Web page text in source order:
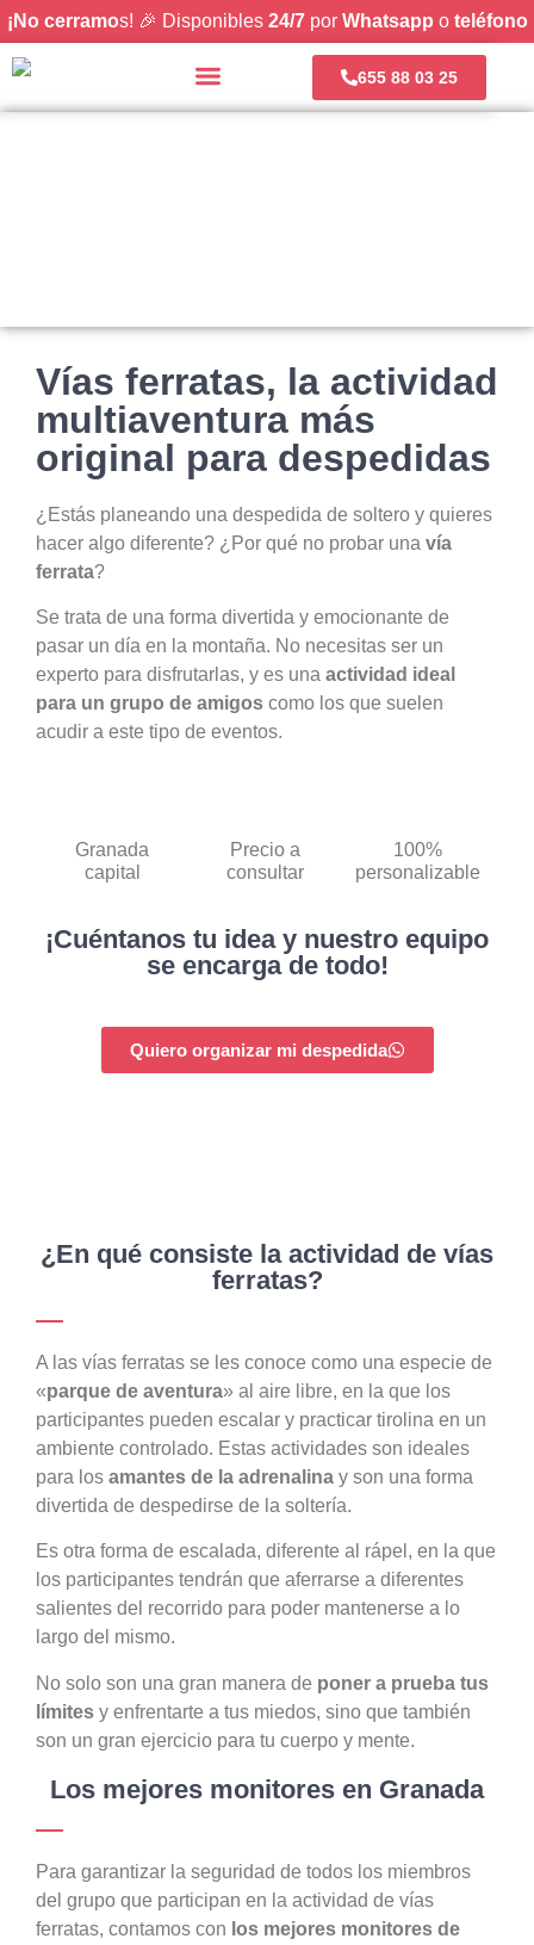
¡No cerramos! 🎉 Disponibles 24/7por Whatsapp o teléfono
655 88 03 25
Vías ferratas, la actividad
multiaventura más
original para despedidas
¿Estás planeando una despedida de soltero y quieres
hacer algo diferente? ¿Por qué no probar una vía
ferrata?
Se trata de una forma divertida y emocionante de
pasar un día en la montaña. No necesitas ser un
experto para disfrutarlas, y es una actividad ideal
para un grupo de amigos como los que suelen
acudir a este tipo de eventos.
Granada
capital
Precio a
consultar
100%
personalizable
¡Cuéntanos tu idea y nuestro equipo
se encarga de todo!
Quiero organizar mi despedida
¿En qué consiste la actividad de vías
ferratas?
A las vías ferratas se les conoce como una especie de
«parque de aventura» al aire libre, en la que los
participantes pueden escalar y practicar tirolina en un
ambiente controlado. Estas actividades son ideales
para los amantes de la adrenalina y son una forma
divertida de despedirse de la soltería.
Es otra forma de escalada, diferente al rápel, en la que
los participantes tendrán que aferrarse a diferentes
salientes del recorrido para poder mantenerse a lo
largo del mismo.
No solo son una gran manera de poner a prueba tus
límites y enfrentarte a tus miedos, sino que también
son un gran ejercicio para tu cuerpo y mente.
Los mejores monitores en Granada
Para garantizar la seguridad de todos los miembros
del grupo que participan en la actividad de vías
ferratas, contamos con los mejores monitores de